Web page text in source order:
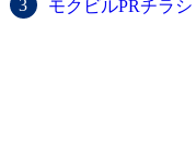
モクビルPRチラシ